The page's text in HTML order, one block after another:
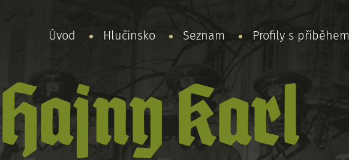
Úvod Hlučínsko Seznam Profily s příběhem
Hajny Karl